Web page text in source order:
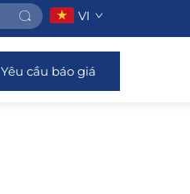
VI
Yêu cầu báo giá